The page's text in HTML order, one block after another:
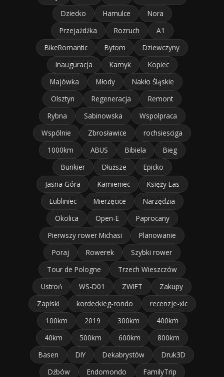
Dziecko
Hamulce
Nora
Przejażdżka
Rozruch
A1
BikeRomantic
Bytom
Dziewczyny
Inauguracja
Kamyk
Kopiec
Majówka
Młody
Nakło Śląskie
Olsztyn
Regeneracja
Remont
Rybna
Sabinowska
Wspolpraca
Wspólnie
Zbrosławice
rochsiesciga
1000km
ABUS Bibiela
Bieg
Bunkier
Dłuższe
Epicko
Jasna Góra
Kamieniec
Księży Las
Lubliniec
Mierzęcice
Narzędzia
Okolica
Open-E
Paprocany
Pierwszy rower Michasi
Planowanie
Poraj
Rowerek
Szybki rower
Tour de Pologne
Trzech Wieszczów
Ustroń
WS-D01 ZWIFT
Zakupy
Zapiski
kordeckieg-rondo
recenzje-xlc
100km
2019 300km
400km
40km
500km 600km
800km
Basen
DIY Dekabrystów
Druk3D
Dźbów
Endomondo FamilyTrip